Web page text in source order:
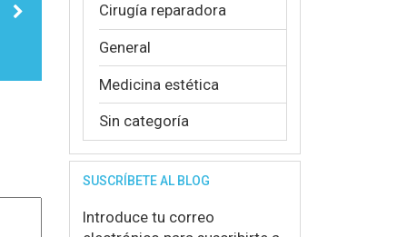
Cirugía reparadora
General
Medicina estética
Sin categoría
SUSCRÍBETE AL BLOG
Introduce tu correo